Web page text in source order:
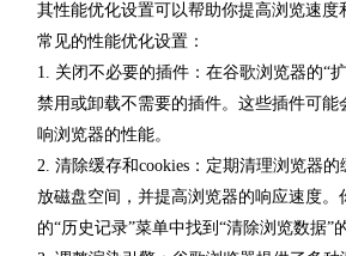
其性能优化设置可以帮助你提高浏览速度
常见的性能优化设置：
1. 关闭不必要的插件：在谷歌浏览器的“
禁用或卸载不需要的插件。这些插件可能
响浏览器的性能。
2. 清除缓存和cookies：定期清理浏览器的
放磁盘空间，并提高浏览器的响应速度。
的“历史记录”菜单中找到“清除浏览数据”